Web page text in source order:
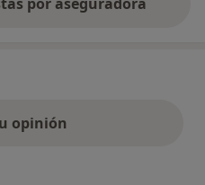
opinión